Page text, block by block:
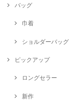
バッグ
巾着
ショルダーバッグ
ピックアップ
ロングセラー
新作